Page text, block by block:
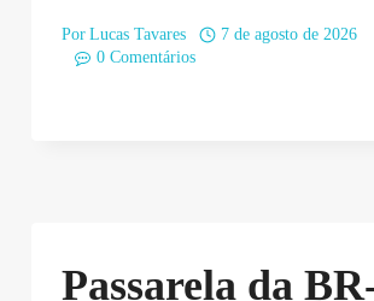
Por Lucas Tavares
7 de agosto de 2026
0 Comentários
Passarela da